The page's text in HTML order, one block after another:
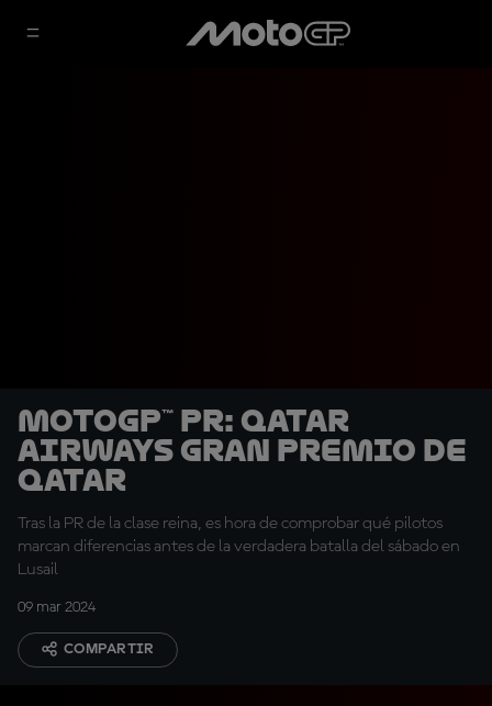
MotoGP™ PR: Qatar
Airways Gran Premio de
Qatar
Tras la PR de la clase reina, es hora de comprobar qué pilotos
marcan diferencias antes de la verdadera batalla del sábado en
Lusail
09 mar 2024
COMPARTIR